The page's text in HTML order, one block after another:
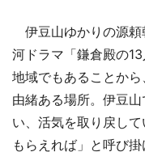
伊豆山ゆかりの源頼
河ドラマ「鎌倉殿の
地域でもあることか
由緒ある場所。伊豆
い、活気を取り戻し
もらえれば」と呼び掛